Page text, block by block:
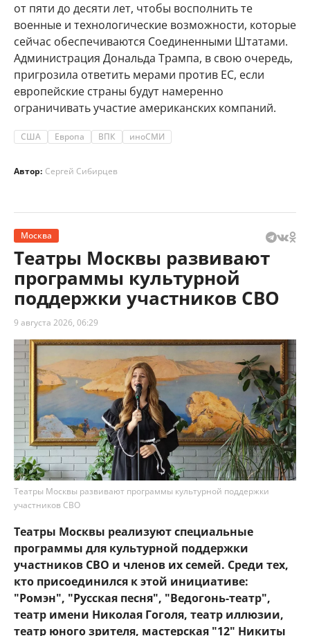
от пяти до десяти лет, чтобы восполнить те
военные и технологические возможности, которые
сейчас обеспечиваются Соединенными Штатами.
Администрация Дональда Трампа, в свою очередь,
пригрозила ответить мерами против ЕС, если
европейские страны будут намеренно
ограничивать участие американских компаний.
США Европа ВПК иноСМИ
Автор: Сергей Сибирцев
Москва
Театры Москвы развивают
программы культурной
поддержки участников СВО
9 августа 2026, 06:29
Театры Москвы развивают программы культурной поддержки
участников СВО
Театры Москвы реализуют специальные
программы для культурной поддержки
участников СВО и членов их семей. Среди тех,
кто присоединился к этой инициативе:
"Ромэн", "Русская песня", "Ведогонь-театр",
театр имени Николая Гоголя, театр иллюзии,
театр юного зрителя, мастерская "12" Никиты